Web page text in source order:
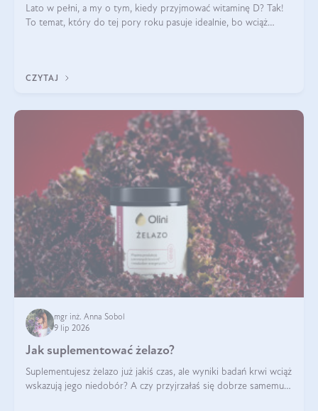
Lato w pełni, a my o tym, kiedy przyjmować witaminę D? Tak!
To temat, który do tej pory roku pasuje idealnie, bo wciąż
CZYTAJ
mgr inż. Anna Sobol
9 lip 2026
Jak suplementować żelazo?
Suplementujesz żelazo już jakiś czas, ale wyniki badań krwi wciąż
wskazują jego niedobór? A czy przyjrzałaś się dobrze samemu